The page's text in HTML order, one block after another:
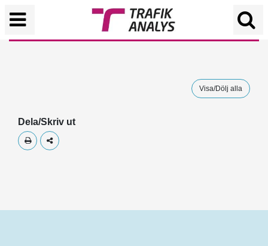
Visa/Dölj alla
Dela/Skriv ut
Skriv utDela